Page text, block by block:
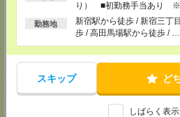
り） ■初勤務手当あり ※
る
勤務地
新宿駅から徒歩 / 新宿三丁
歩 / 高田馬場駅から徒歩 / …
スキップ ど
しばらく表
柏支店
千葉県柏市柏4－2－1 メットライフ柏ビル7
TEL：0120-965-487
担当：採用担当
甲府支店